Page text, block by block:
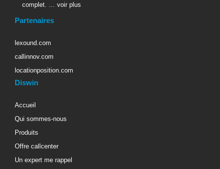
complet. …
voir plus
Partenaires
lexound.com
callinnov.com
locationposition.com
Diswin
Accueil
Qui sommes-nous
Produits
Offre callcenter
Un expert me rappel